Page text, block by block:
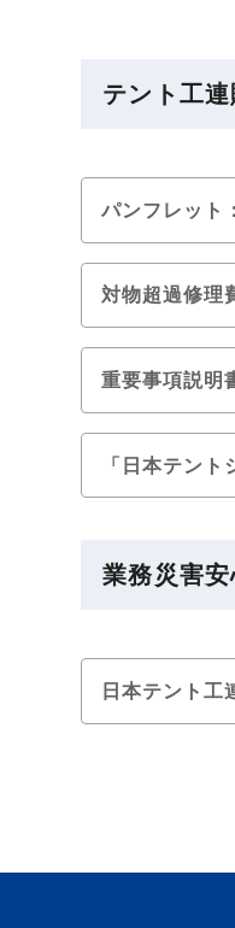
テント工
パンフレット
対物超過修理
重要事項説明
「日本テン
業務災害
日本テント工